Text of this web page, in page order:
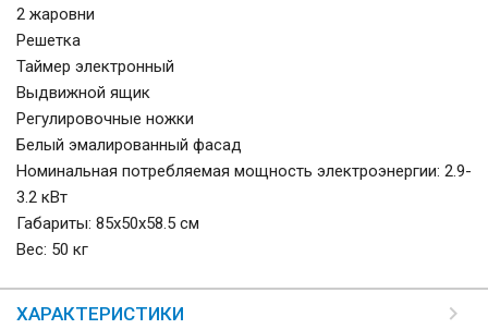
2 жаровни
Решетка
Таймер электронный
Выдвижной ящик
Регулировочные ножки
Белый эмалированный фасад
Номинальная потребляемая мощность электроэнергии: 2.9-
3.2 кВт
Габариты: 85х50х58.5 см
Вес: 50 кг
ХАРАКТЕРИСТИКИ